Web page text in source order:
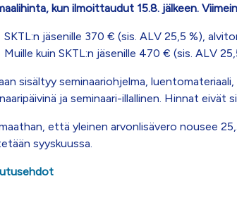
kun ilmoittaudut 15.8. jälkeen.
SKTL:n jäsenille 370 € (sis. ALV 25,5 %),
Muille kuin SKTL:n jäsenille 470 € (sis. ALV
sisältyy seminaariohjelma,
ja seminaari-illallinen. Hinnat
että yleinen arvonlisävero nousee
syyskuussa.